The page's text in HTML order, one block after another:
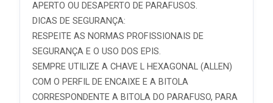
APERTO OU DESAPERTO DE PARAFUSOS.
DICAS DE SEGURANÇA:
RESPEITE AS NORMAS PROFISSIONAIS DE
SEGURANÇA E O USO DOS EPIS.
SEMPRE UTILIZE A CHAVE L HEXAGONAL (ALLEN)
COM O PERFIL DE ENCAIXE E A BITOLA
CORRESPONDENTE A BITOLA DO PARAFUSO, PARA